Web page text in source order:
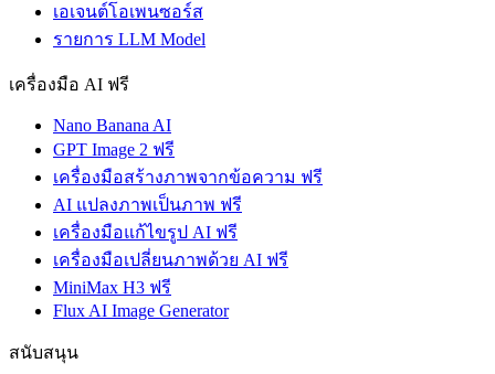
เอเจนต์โอเพนซอร์ส
รายการ LLM Model
เครื่องมือ AI ฟรี
Nano Banana AI
GPT Image 2 ฟรี
เครื่องมือสร้างภาพจากข้อความ ฟรี
AI แปลงภาพเป็นภาพ ฟรี
เครื่องมือแก้ไขรูป AI ฟรี
เครื่องมือเปลี่ยนภาพด้วย AI ฟรี
MiniMax H3 ฟรี
Flux AI Image Generator
สนับสนุน